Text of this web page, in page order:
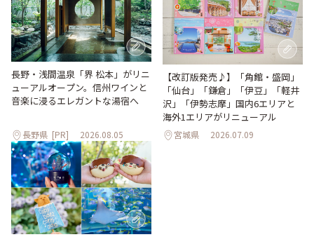
長野・浅間温泉「界 松本」がリニ
ューアルオープン。信州ワインと
音楽に浸るエレガントな湯宿へ
長野県 [PR] 2026.08.05
【改訂版発売♪】「角館・盛岡」
「仙台」「鎌倉」「伊豆」「軽井
沢」「伊勢志摩」国内6エリアと
海外1エリアがリニューアル
宮城県 2026.07.09